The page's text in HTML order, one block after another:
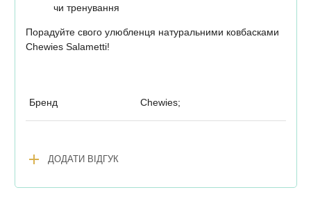
чи тренування
Порадуйте свого улюбленця натуральними ковбасками
Chewies Salametti!
Бренд Chewies;
add ДОДАТИ ВІДГУК